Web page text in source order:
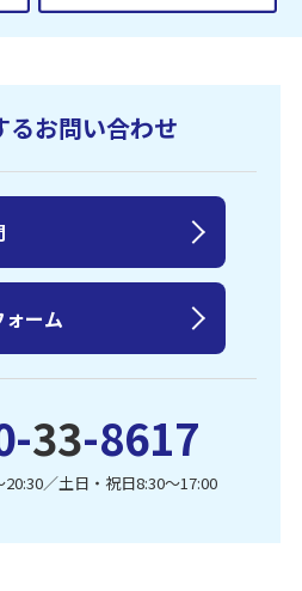
るお問い合わせ
33-8617
／土日・祝日8:30〜17:00
ーム